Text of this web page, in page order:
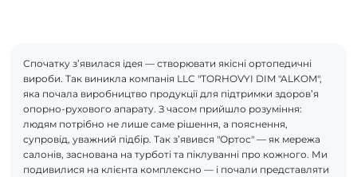
Спочатку з’явилася ідея — створювати якісні ортопедичні
вироби. Так виникла компанія LLC "TORHOVYI DIM "ALKOM",
яка почала виробництво продукції для підтримки здоров’я
опорно-рухового апарату. З часом прийшло розуміння:
людям потрібно не лише саме рішення, а пояснення,
супровід, уважний підбір. Так з’явився "Ортос" — як мережа
салонів, заснована на турботі та піклуванні про кожного. Ми
подивилися на клієнта комплексно — і почали представляти